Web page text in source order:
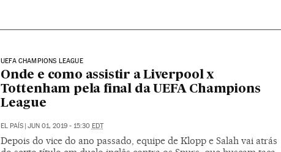
UEFA CHAMPIONS LEAGUE
Onde e como assistir a Liverpool x
Tottenham pela final da UEFA Champions
League
EL PAÍS | JUN 01, 2019 - 15:30 EDT
Depois do vice do ano passado, equipe de Klopp e Salah vai atrás